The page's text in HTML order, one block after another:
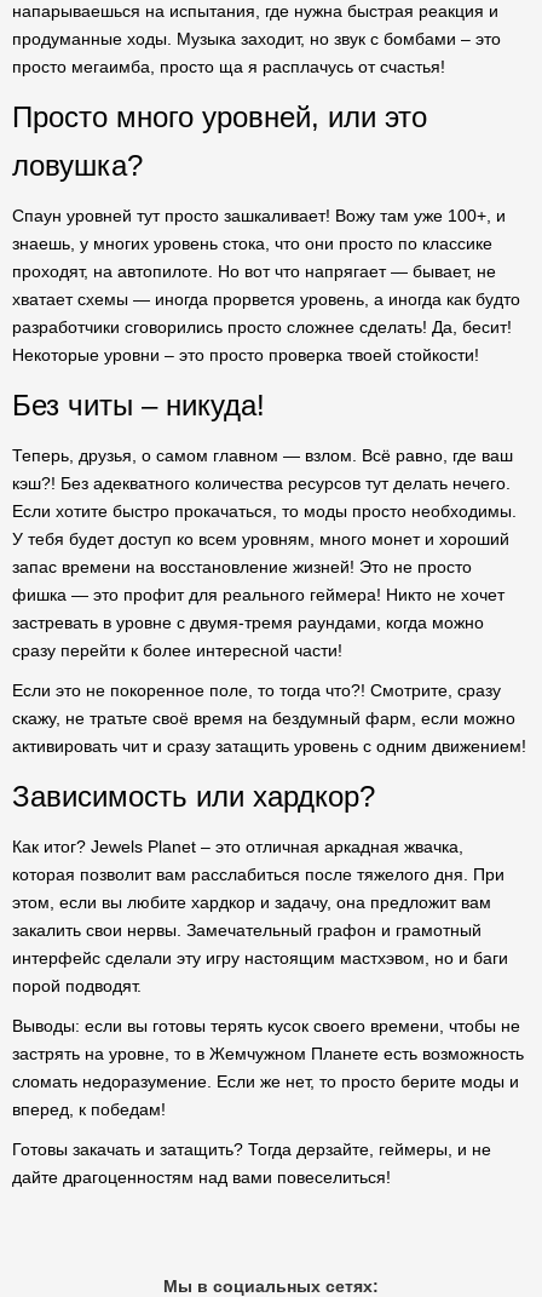
напарываешься на испытания, где нужна быстрая реакция и
продуманные ходы. Музыка заходит, но звук с бомбами – это
просто мегаимба, просто ща я расплачусь от счастья!
Просто много уровней, или это
ловушка?
Спаун уровней тут просто зашкаливает! Вожу там уже 100+, и
знаешь, у многих уровень стока, что они просто по классике
проходят, на автопилоте. Но вот что напрягает — бывает, не
хватает схемы — иногда прорвется уровень, а иногда как будто
разработчики сговорились просто сложнее сделать! Да, бесит!
Некоторые уровни – это просто проверка твоей стойкости!
Без читы – никуда!
Теперь, друзья, о самом главном — взлом. Всё равно, где ваш
кэш?! Без адекватного количества ресурсов тут делать нечего.
Если хотите быстро прокачаться, то моды просто необходимы.
У тебя будет доступ ко всем уровням, много монет и хороший
запас времени на восстановление жизней! Это не просто
фишка — это профит для реального геймера! Никто не хочет
застревать в уровне с двумя-тремя раундами, когда можно
сразу перейти к более интересной части!
Если это не покоренное поле, то тогда что?! Смотрите, сразу
скажу, не тратьте своё время на бездумный фарм, если можно
активировать чит и сразу затащить уровень с одним движением!
Зависимость или хардкор?
Как итог? Jewels Planet – это отличная аркадная жвачка,
которая позволит вам расслабиться после тяжелого дня. При
этом, если вы любите хардкор и задачу, она предложит вам
закалить свои нервы. Замечательный графон и грамотный
интерфейс сделали эту игру настоящим мастхэвом, но и баги
порой подводят.
Выводы: если вы готовы терять кусок своего времени, чтобы не
застрять на уровне, то в Жемчужном Планете есть возможность
сломать недоразумение. Если же нет, то просто берите моды и
вперед, к победам!
Готовы закачать и затащить? Тогда дерзайте, геймеры, и не
дайте драгоценностям над вами повеселиться!
Мы в социальных сетях: